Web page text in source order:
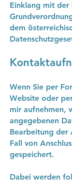
Einklang mit der
dem
Wenn Sie per
Website oder
mir aufnehmen,
angegebenen
Bearbeitung der
Fall von
gespeichert.
Dabei werden